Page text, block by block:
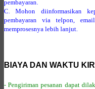
pembayaran.
C. Mohon diinformasikan
pembayaran via telpon,
memprosesnya lebih lanjut.
BIAYA DAN WAKTU
- Pengiriman pesanan dapat